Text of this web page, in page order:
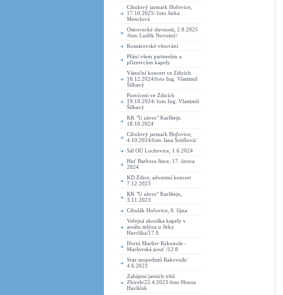
Cibulový jarmark Hořovice,
17.10.2025/ foto Jarka
Menclová
Ostrovecké slavnosti, 2.8.2025
/foto Luděk Novotný/
Komárovské vínování
Přání všem partnerům a
příznivcům kapely
Vánoční koncert ve Zdicích
16.12.2024/foto Ing. Vlastimil
Šilhavý
Posvícení ve Zdicích
19.10.2024/ foto Ing. Vlastimil
Šilhavý
KK "U závor" Karlštejn.
18.10.2024
Cibulový jarmark Hořovice,
4.10.2024/foto Jana Šrédlová/
Sál OÚ Lochovice, 1.6.2024
Huť Barbora Jince, 17. února
2024
KD Zdice, adventní koncert
7.12.2023
KK "U závor" Karlštejn,
3.11.2023
Cibulák Hořovice, 6. října
Veřejná zkouška kapely v
areálu mlýna u Jirky
Havrlíka/17.9.
Horní Maršov Krkonoše -
Maršovská pouť /12.8.
Sraz mopedistů Rakovník/
4.6.2023
Zahájení jarních trhů
Zbiroh/22.4.2023-foto Honza
Havlíček